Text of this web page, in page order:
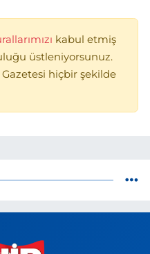
kabul etmiş
üstleniyorsunuz.
hiçbir şekilde